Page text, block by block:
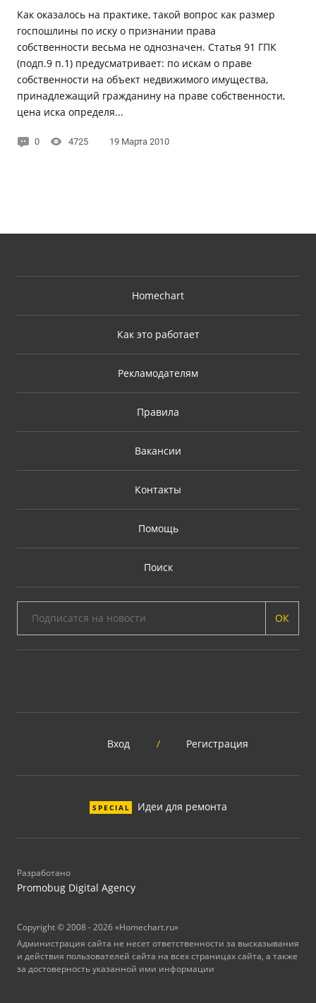
Как оказалось на практике, такой вопрос как размер
госпошлины по иску о признании права
собственности весьма не однозначен. Статья 91 ГПК
(подп.9 п.1) предусматривает: по искам о праве
собственности на объект недвижимого имущества,
принадлежащий гражданину на праве собственности,
цена иска определя...
0 4725 19 Марта 2010
Homechart
Как это работает
Рекламодателям
Правила
Вакансии
Контакты
Помощь
Поиск
ОК
Вход / Регистрация
SPECIAL Идеи для ремонта
Разработано
Promobug Digital Agency
Copyright © 2008 - 2026 «Homechart.ru»
Администрация сайта не несет ответственности за высказывания
и действия пользователей сайта на всех страницах сайта, а также
за достоверность указанной ими информации